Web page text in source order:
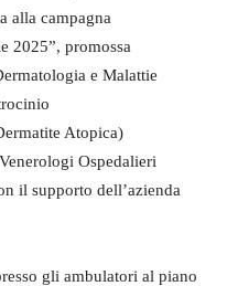
alla campagna
2025”, promossa
e Malattie
Atopica)
Ospedalieri
il supporto dell’azienda
gli ambulatori al piano